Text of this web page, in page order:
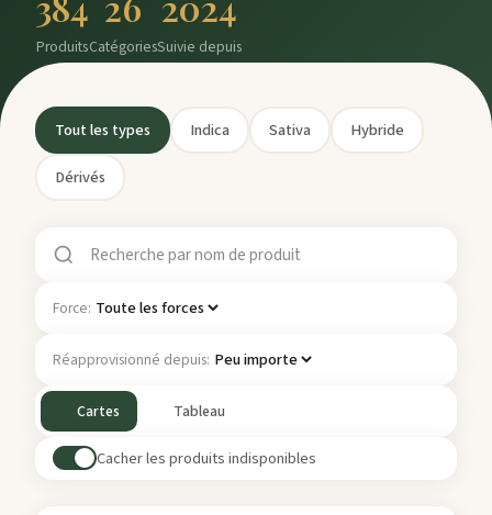
ProduitsCatégoriesSuivie depuis
Tout les types Indica Sativa Hybride
Dérivés
Force:
Réapprovisionné depuis:
Cartes Tableau
Cacher les produits indisponibles